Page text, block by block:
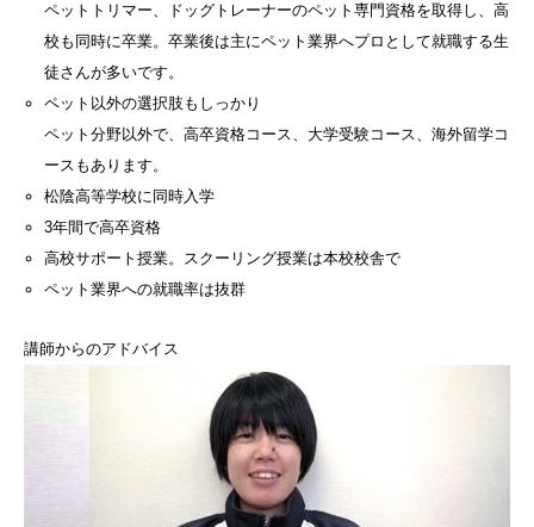
ペットトリマー、ドッグトレーナーのペット専門資格を取得し、高
校も同時に卒業。卒業後は主にペット業界へプロとして就職する生
徒さんが多いです。
ペット以外の選択肢もしっかり
ペット分野以外で、高卒資格コース、大学受験コース、海外留学コ
ースもあります。
松陰高等学校に同時入学
3年間で高卒資格
高校サポート授業。スクーリング授業は本校校舎で
ペット業界への就職率は抜群
講師からのアドバイス